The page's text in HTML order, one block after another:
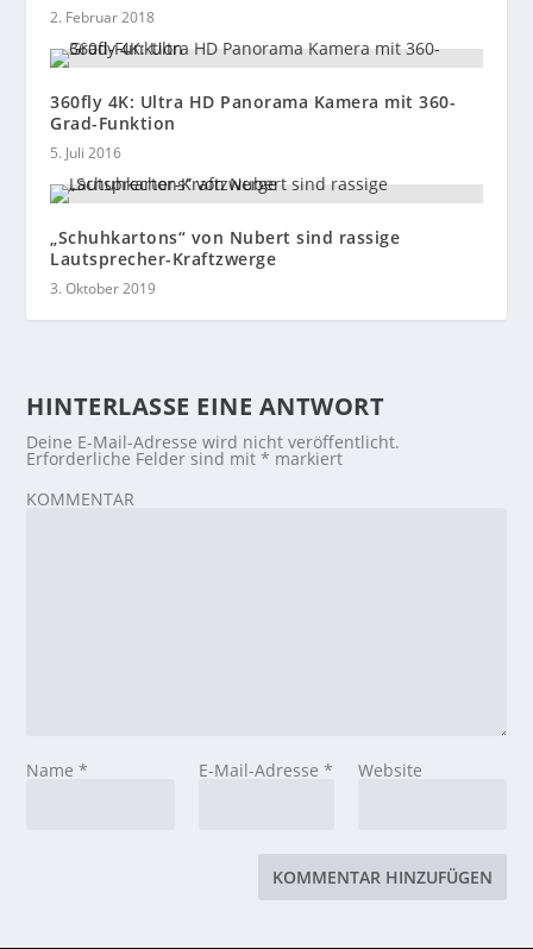
2. Februar 2018
360fly 4K: Ultra HD Panorama Kamera mit 360-
Grad-Funktion
5. Juli 2016
„Schuhkartons“ von Nubert sind rassige
Lautsprecher-Kraftzwerge
3. Oktober 2019
HINTERLASSE EINE ANTWORT
Deine E-Mail-Adresse wird nicht veröffentlicht.
Erforderliche Felder sind mit* markiert
KOMMENTAR
Name* E-Mail-Adresse * Website